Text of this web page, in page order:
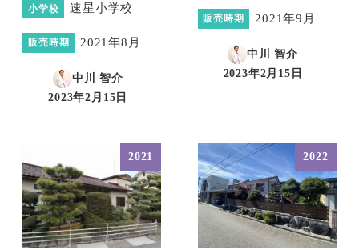
小学校 速星小学校
販売時期 2021年8月
中川 智介
投稿日
2023年2月15日
販売時期 2021年9月
中川 智介
投稿日
2023年2月15日
2021 2022